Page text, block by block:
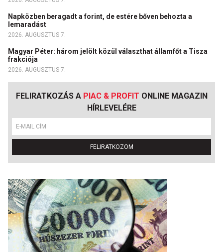
Napközben beragadt a forint, de estére bőven behozta a
lemaradást
2026. AUGUSZTUS 7.
Magyar Péter: három jelölt közül választhat államfőt a Tisza
frakciója
2026. AUGUSZTUS 7.
FELIRATKOZÁS A PIAC & PROFIT ONLINE MAGAZIN
HÍRLEVELÉRE
FELIRATKOZOM